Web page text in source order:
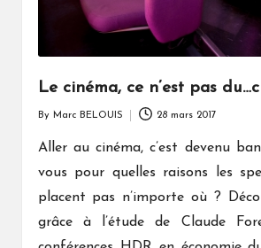
Le cinéma, ce n’est pas
by
By Marc BELOUIS 28 mars 2017
Aller au cinéma, c’est devenu
vous pour quelles raisons les
placent pas n’importe où ?
grâce à l’étude de Claude